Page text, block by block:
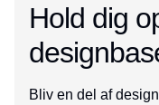
Hold dig
Bliv en del af